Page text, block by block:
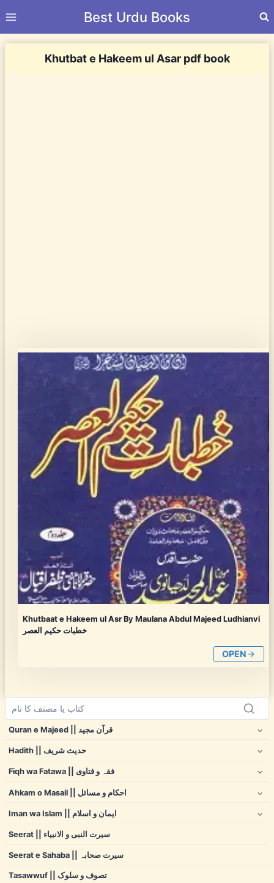
to
Best Urdu Books
Khutbat e Hakeem ul Asar pdf book
Khutbaat e Hakeem ul Asr By Maulana Abdul Majeed Ludhianvi
خطبات حکیم العصر
OPEN
Quran e Majeed || قرآن مجید
Hadith || حدیث شریف
Fiqh wa Fatawa || فقہ و فتاوی
Ahkam o Masail || احکام و مسائل
Iman wa Islam || ایمان و اسلام
Seerat || سیرت النبی و الانبیاء
Seerat e Sahaba || سیرت صحابہ
Tasawwuf || تصوف و سلوک